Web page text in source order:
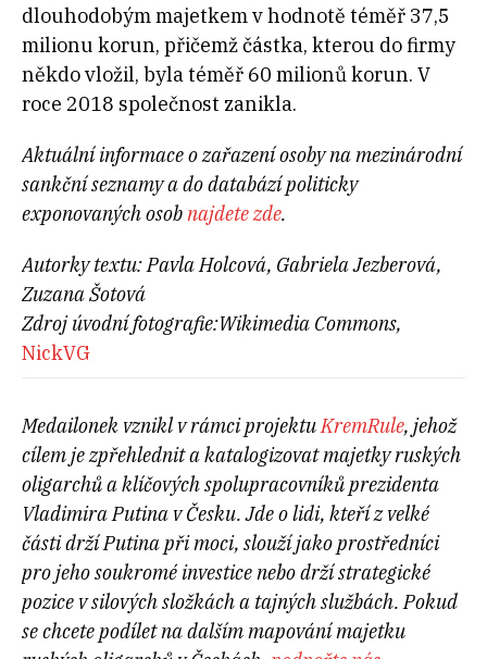
dlouhodobým majetkem v hodnotě téměř 37,5
milionu korun, přičemž částka, kterou do firmy
někdo vložil, byla téměř 60 milionů korun. V
roce 2018 společnost zanikla.
Aktuální informace o zařazení osoby na mezinárodní
sankční seznamy a do databází politicky
exponovaných osobnajdete zde.
Autorky textu: Pavla Holcová, Gabriela Jezberová,
Zuzana Šotová
Zdroj úvodní fotografie:Wikimedia Commons,
NickVG
Medailonek vznikl v rámci projektuKremRule, jehož
cílem je zpřehlednit a katalogizovat majetky ruských
oligarchů a klíčových spolupracovníků prezidenta
Vladimira Putina v Česku. Jde o lidi, kteří z velké
části drží Putina při moci, slouží jako prostředníci
pro jeho soukromé investice nebo drží strategické
pozice v silových složkách a tajných službách. Pokud
se chcete podílet na dalším mapování majetku